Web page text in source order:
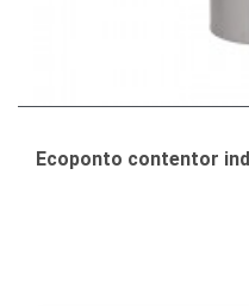
Ecoponto contentor